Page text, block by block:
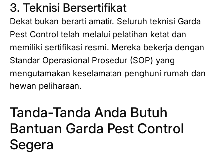
3. Teknisi Bersertifikat
Dekat bukan berarti amatir. Seluruh teknisi Garda
Pest Control telah melalui pelatihan ketat dan
memiliki sertifikasi resmi. Mereka bekerja dengan
Standar Operasional Prosedur (SOP) yang
mengutamakan keselamatan penghuni rumah dan
hewan peliharaan.
Tanda-Tanda Anda Butuh
Bantuan Garda Pest Control
Segera